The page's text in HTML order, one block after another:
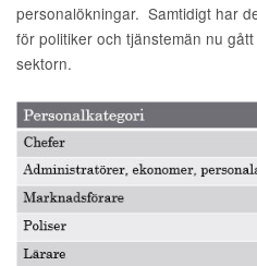
personalökningar. Samtidigt har
för politiker och tjänstemän nu
sektorn.